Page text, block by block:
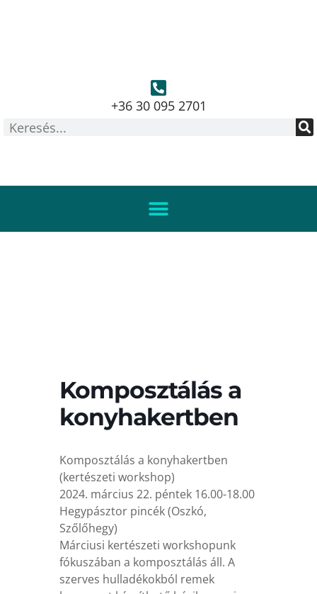
+36 30 095 2701
Komposztálás a
konyhakertben
Komposztálás a konyhakertben
(kertészeti workshop)
2024. március 22. péntek 16.00-18.00
Hegypásztor pincék (Oszkó,
Szőlőhegy)
Márciusi kertészeti workshopunk
fókuszában a komposztálás áll. A
szerves hulladékokból remek